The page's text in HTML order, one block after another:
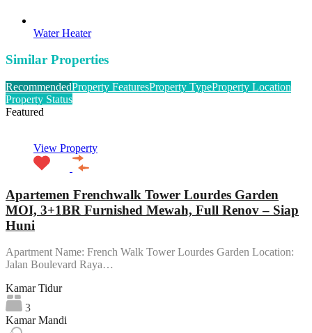
Water Heater
Similar Properties
RecommendedProperty FeaturesProperty TypeProperty Location
Property Status
Featured
View Property
Apartemen Frenchwalk Tower Lourdes Garden
MOI, 3+1BR Furnished Mewah, Full Renov – Siap
Huni
Apartment Name: French Walk Tower Lourdes Garden Location:
Jalan Boulevard Raya…
Kamar Tidur
3
Kamar Mandi